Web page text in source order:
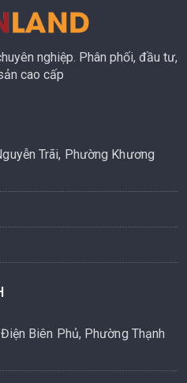
nghiệp. Phân phối, đầu tư,
cao cấp
Trãi, Phường Khương
Biên Phủ, Phường Thạnh